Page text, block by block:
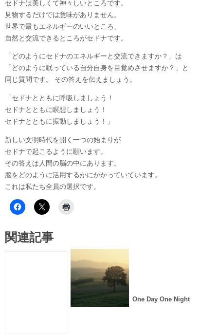
セドナは美しくて神々しいところです。
見物するだけでは意味がありません。
世界で最もエネルギーのいいところ、
自然と交流できるところがセドナです。
「どのようにセドナのエネルギーと交流できますか？」は
「どのように眠っている自分自身を目覚めさせますか？」と
同じ質問です。 その答えを伝えましょう。
「セドナとともに呼吸しましょう！
セドナとともに瞑想しましょう！
セドナとともに振動しましょう！」
新しい文明時代を開く一つの始まりが
セドナで起こるように願います。
その答えは人間の脳の中にあります。
脳をどのように活用するかにかかっていています。
これは私たち全員の選択です。
関連記事
One Day One Night